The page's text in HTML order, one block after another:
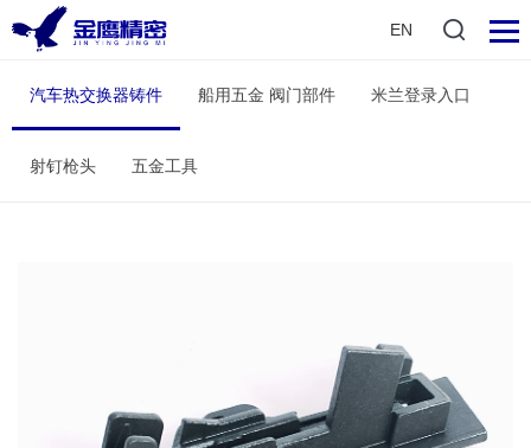
EN
汽车热交换器铸件 船用五金 阀门部件 米兰登录入口
射钉枪头 五金工具